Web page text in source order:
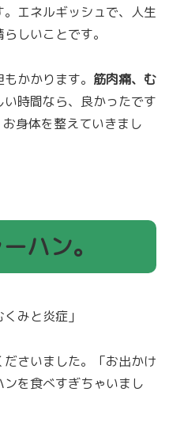
エネルギッシュで、人生
しいことです。
かかります。 筋肉痛、む
い時間なら、良かったです
身体を整えていきまし
ハン。
みと炎症」
さいました。「お出かけ
を食べすぎちゃいまし